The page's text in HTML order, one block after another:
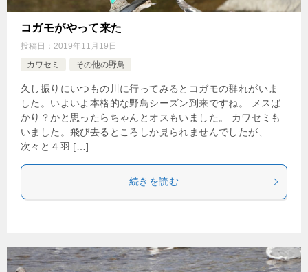
コガモがやって来た
投稿日： 2019年11月19日
カワセミ
その他の野鳥
久し振りにいつもの川に行ってみるとコガモの群れがいま
した。いよいよ本格的な野鳥シーズン到来ですね。 メスば
かり？かと思ったらちゃんとオスもいました。 カワセミも
いました。飛び去るところしか見られませんでしたが、
次々と４羽 […]
続きを読む